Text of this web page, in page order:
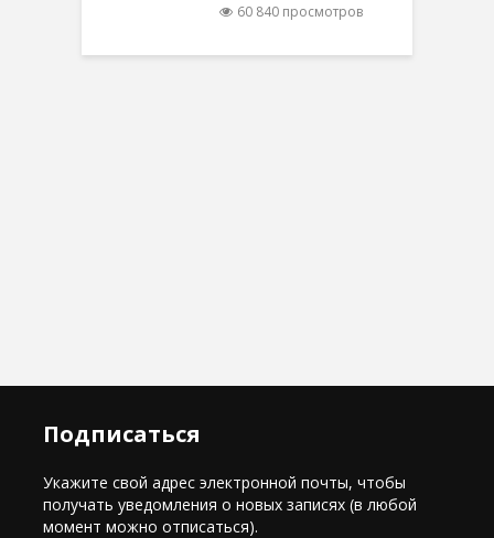
60 840 просмотров
Подписаться
Укажите свой адрес электронной почты, чтобы
получать уведомления о новых записях (в любой
момент можно отписаться).